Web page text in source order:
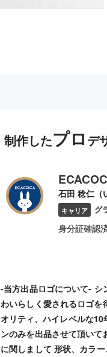
制作したプロ デ
石田 稔仁（
キャリア グ
身分証確認
-当方出品ロゴについて- シ
わいらしく愛されるロゴを
オリティ、ハイレベルな
ンのみを出品させて頂い
に関しまして 形状、カラ